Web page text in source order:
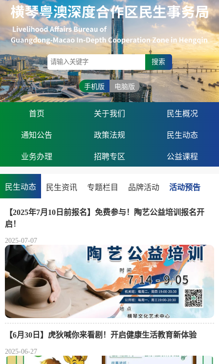
搜索
手机版 电脑版
首页 关于我们 民生概况
通知公告 政策法规 民生动态
业务办理 招聘专区 公益课程
民生动态 民生资讯 专题栏目 品牌活动 活动预告
【2025年7月10日前报名】免费参与！陶艺公益培训报名开
启！
2025-07-07
【6月30日】虎狄喊你来看剧！开启健康生活教育新体验
2025-06-27